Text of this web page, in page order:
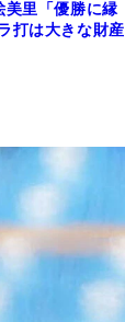
美里「優勝に縁
打は大きな財産